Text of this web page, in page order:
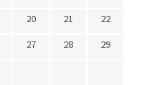
20 21
22
27 28
29